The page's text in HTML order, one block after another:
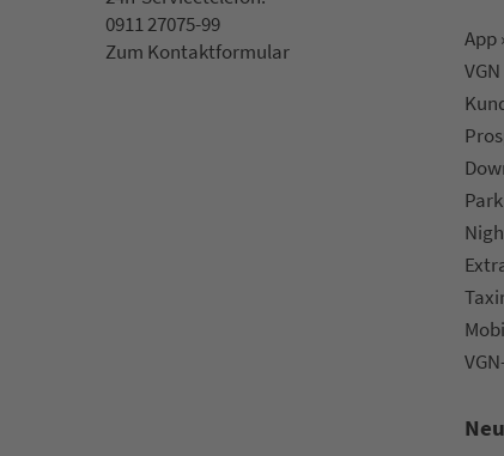
0911 27075-99
Zum Kon­taktformular
App